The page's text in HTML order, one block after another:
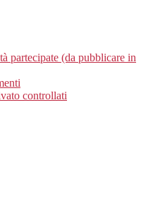
partecipate (da pubblicare in
controllati